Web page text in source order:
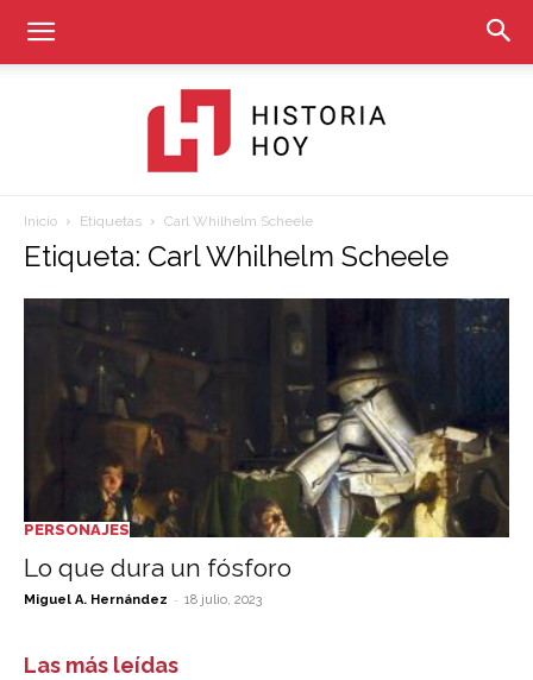
Historia
Inicio Etiquetas Carl Whilhelm Scheele
Etiqueta: Carl Whilhelm Scheele
PERSONAJES
Lo que dura un fósforo
Miguel A. Hernández - 18 julio, 2023
Las más leídas